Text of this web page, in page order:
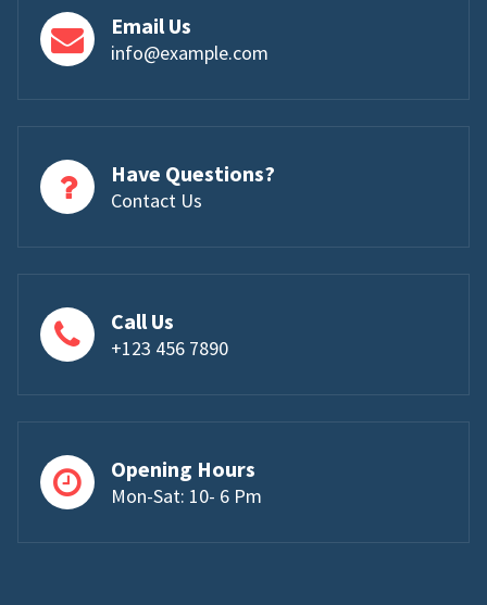
Email Us
info@example.com
Have Questions?
Contact Us
Call Us
+123 456 7890
Opening Hours
Mon-Sat: 10- 6 Pm